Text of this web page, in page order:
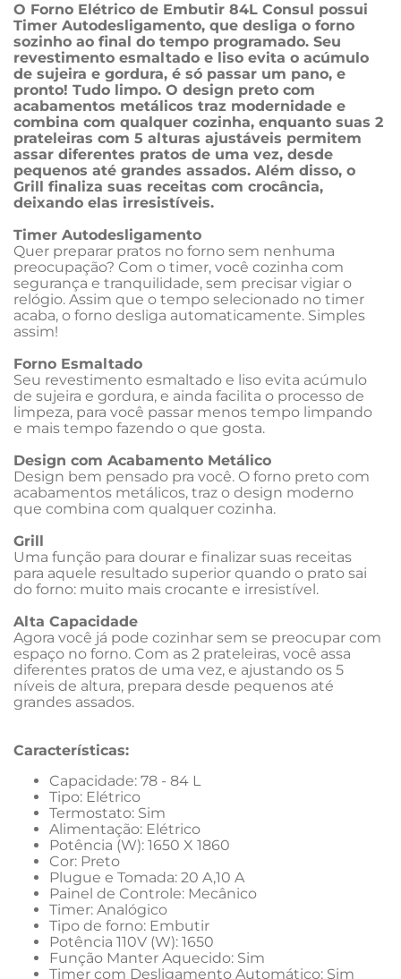
O Forno Elétrico de Embutir 84L Consul possui
Timer Autodesligamento, que desliga o forno
sozinho ao final do tempo programado. Seu
revestimento esmaltado e liso evita o acúmulo
de sujeira e gordura, é só passar um pano, e
pronto! Tudo limpo. O design preto com
acabamentos metálicos traz modernidade e
combina com qualquer cozinha, enquanto suas 2
prateleiras com 5 alturas ajustáveis permitem
assar diferentes pratos de uma vez, desde
pequenos até grandes assados. Além disso, o
Grill finaliza suas receitas com crocância,
deixando elas irresistíveis.
Timer Autodesligamento
Quer preparar pratos no forno sem nenhuma
preocupação? Com o timer, você cozinha com
segurança e tranquilidade, sem precisar vigiar o
relógio. Assim que o tempo selecionado no timer
acaba, o forno desliga automaticamente. Simples
assim!
Forno Esmaltado
Seu revestimento esmaltado e liso evita acúmulo
de sujeira e gordura, e ainda facilita o processo de
limpeza, para você passar menos tempo limpando
e mais tempo fazendo o que gosta.
Design com Acabamento Metálico
Design bem pensado pra você. O forno preto com
acabamentos metálicos, traz o design moderno
que combina com qualquer cozinha.
Grill
Uma função para dourar e finalizar suas receitas
para aquele resultado superior quando o prato sai
do forno: muito mais crocante e irresistível.
Alta Capacidade
Agora você já pode cozinhar sem se preocupar com
espaço no forno. Com as 2 prateleiras, você assa
diferentes pratos de uma vez, e ajustando os 5
níveis de altura, prepara desde pequenos até
grandes assados.
Características:
Capacidade: 78 - 84 L
Tipo: Elétrico
Termostato: Sim
Alimentação: Elétrico
Potência (W): 1650 X 1860
Cor: Preto
Plugue e Tomada: 20 A,10 A
Painel de Controle: Mecânico
Timer: Analógico
Tipo de forno: Embutir
Potência 110V (W): 1650
Função Manter Aquecido: Sim
Timer com Desligamento Automático: Sim